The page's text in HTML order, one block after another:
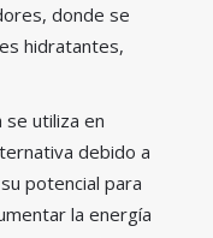
donde se
hidratantes,
se utiliza en
debido a
potencial para
la energía